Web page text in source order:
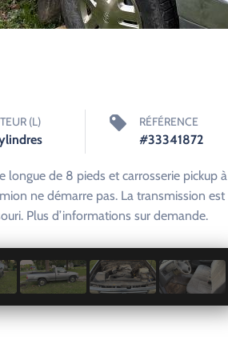
(L) RÉFÉRENCE
#33341872
longue de 8 pieds et carrosserie pickup à
ne démarre pas. La transmission est
Plus d’informations sur demande.
1 / 7